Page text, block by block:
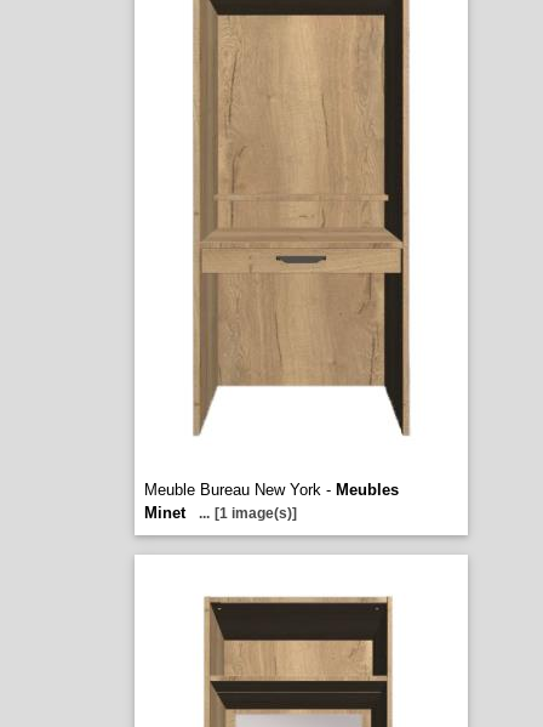
Meuble Bureau New York - Meubles
Minet
... [1 image(s)]